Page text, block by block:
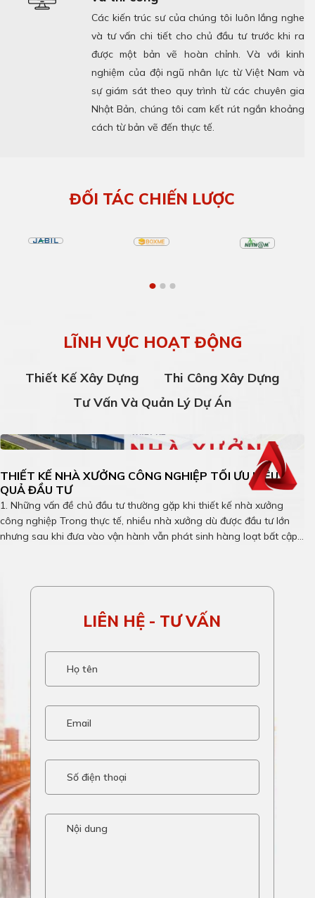
Các kiến trúc sư của chúng tôi luôn lắng nghe
và tư vấn chi tiết cho chủ đầu tư trước khi ra
được một bản vẽ hoàn chỉnh. Và với kinh
nghiệm của đội ngũ nhân lực từ Việt Nam và
sự giám sát theo quy trình từ các chuyên gia
Nhật Bản, chúng tôi cam kết rút ngắn khoảng
cách từ bản vẽ đến thực tế.
ĐỐI TÁC CHIẾN LƯỢC
LĨNH VỰC HOẠT ĐỘNG
Thiết Kế Xây Dựng
Thi Công Xây Dựng
Tư Vấn Và Quản Lý Dự Án
THIẾT KẾ NHÀ XƯỞNG CÔNG NGHIỆP TỐI ƯU HIỆU
QUẢ ĐẦU TƯ
1. Những vấn đề chủ đầu tư thường gặp khi thiết kế nhà xưởng
công nghiệp Trong thực tế, nhiều nhà xưởng dù được đầu tư lớn
nhưng sau khi đưa vào vận hành vẫn phát sinh hàng loạt bất cập:
LIÊN HỆ - TƯ VẤN